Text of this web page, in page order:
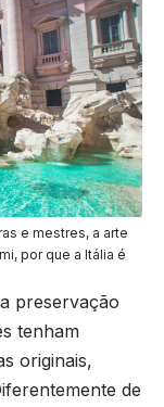
e mestres, a arte
por que a Itália é
preservação
tenham
originais,
de